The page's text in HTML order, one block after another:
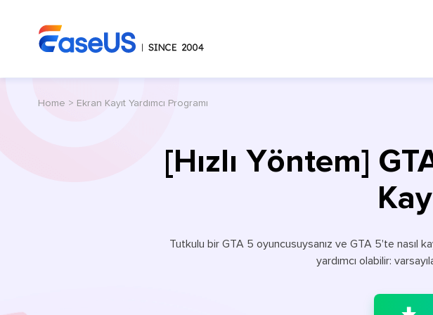
Home > Ekran Kayıt Yardımcı Programı
[Hızlı Yöntem]
Tutkulu bir GTA 5 oyuncusuysanız ve GTA 5'te nasıl
yardımcı olabilir: